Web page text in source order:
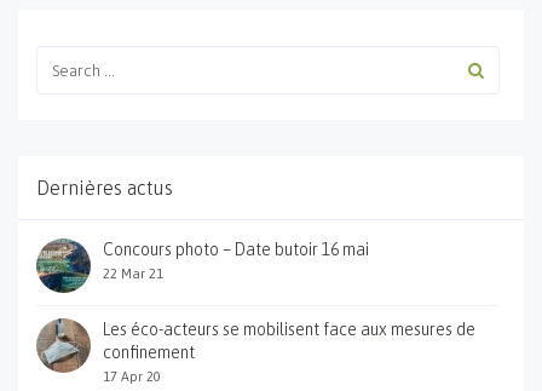
Dernières actus
Concours photo – Date butoir 16 mai
22 Mar 21
Les éco-acteurs se mobilisent face aux mesures de
confinement
17 Apr 20